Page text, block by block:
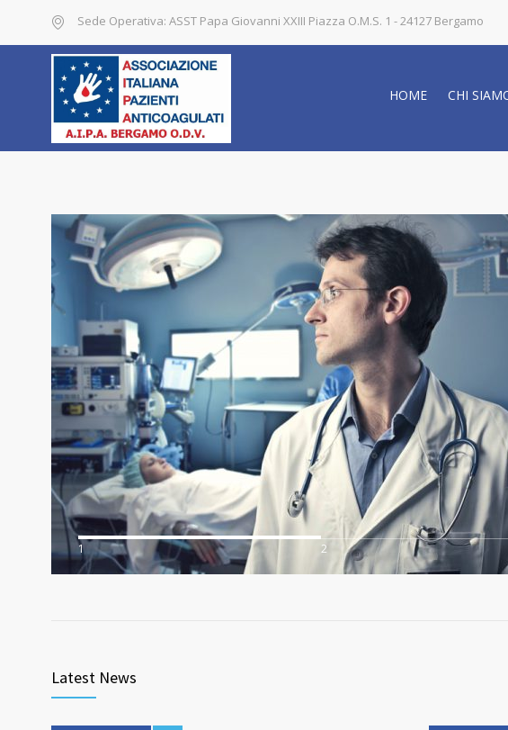
Sede Operativa: ASST Papa Giovanni XXIII Piazza O.M.S. 1 - 24127 Bergamo
HOME CHI
1 2
Latest News